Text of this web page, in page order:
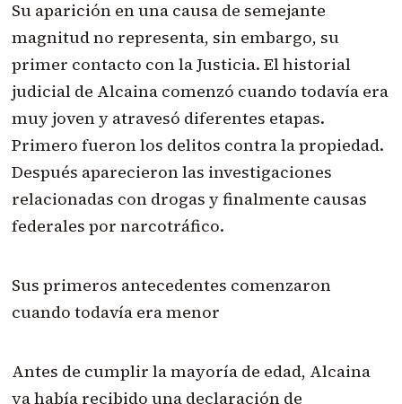
Su aparición en una causa de semejante
magnitud no representa, sin embargo, su
primer contacto con la Justicia. El historial
judicial de Alcaina comenzó cuando todavía era
muy joven y atravesó diferentes etapas.
Primero fueron los delitos contra la propiedad.
Después aparecieron las investigaciones
relacionadas con drogas y finalmente causas
federales por narcotráfico.
Sus primeros antecedentes comenzaron
cuando todavía era menor
Antes de cumplir la mayoría de edad, Alcaina
ya había recibido una declaración de